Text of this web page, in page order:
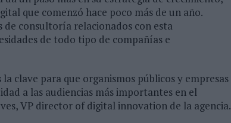
que comenzó hace poco más de un año.
consultoría relacionados con esta
de todo tipo de compañías e
clave para que organismos públicos y empresas
a las audiencias más importantes en el
VP director of digital innovation de la agencia.